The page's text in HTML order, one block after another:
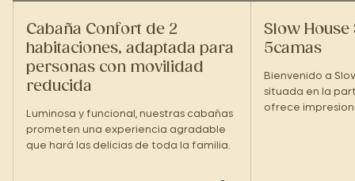
Cabaña Confort de 2
habitaciones, adaptada para
personas con movilidad
reducida
Luminosa y funcional, nuestras cabañas
prometen una experiencia agradable
que hará las delicias de toda la familia.
Slow House
5camas
Bienvenido a
situada en la
ofrece